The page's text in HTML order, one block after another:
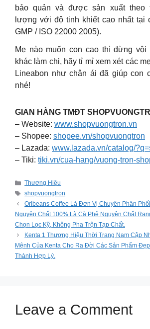
bảo quản và được sản xuất theo
lượng với độ tinh khiết cao nhất tại
GMP / ISO 22000 2005).
Mẹ nào muốn con cao thì đừng vội
khác làm chi, hãy tỉ mỉ xem xét các
Lineabon như chân ái đã giúp con
nhé!
GIAN HÀNG TMĐT
– Website: www.shopvuongtron.vn
– Shopee: shopee.vn/shopvuongtron
– Lazada: www.lazada.vn/catalog/
– Tiki: tiki.vn/cua-hang/vuong-tron-
Categories
Thương Hiệu
Tags
shopvuongtron
Oribeans Coffee Là Đơn Vị Chuyên Phân
Nguyên Chất 100% Là Cà Phê Nguyên Chất
Chọn Lọc Kỹ, Không Pha Trộn Tạp Chất.
Kenta 1 Thương Hiệu Thời Trang Nam Cập
Mệnh Của Kenta Cho Ra Đời Các Sản Phẩm
Thành Hợp Lý.
Leave a Comment